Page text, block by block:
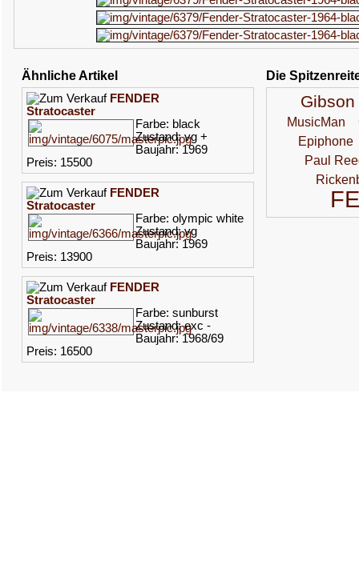
Ähnliche Artikel
FENDER
Stratocaster
Farbe: black
Zustand: vg +
Baujahr: 1969
Preis: 15500
FENDER
Stratocaster
Farbe: olympic white
Zustand: vg
Baujahr: 1969
Preis: 13900
FENDER
Stratocaster
Farbe: sunburst
Zustand: exc -
Baujahr: 1968/69
Preis: 16500
Die
Gibson
MusicMan
Epiphone
Paul